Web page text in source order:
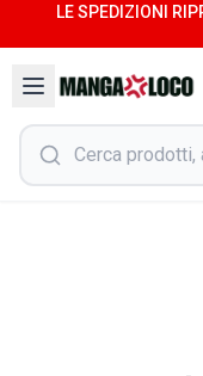
LE SPEDIZIONI